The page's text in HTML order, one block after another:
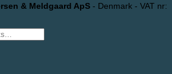
& Meldgaard ApS - Denmark - VAT nr: